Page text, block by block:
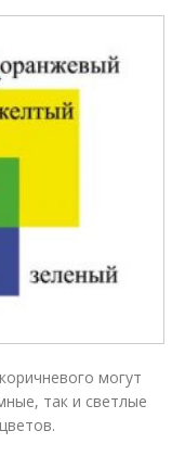
могут
так и светлые